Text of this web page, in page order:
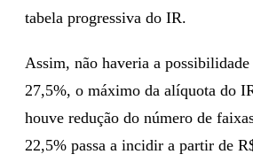
tabela progressiva do IR.
Assim, não haveria a possibilidade
27,5%, o máximo da alíquota do
houve redução do número de
22,5% passa a incidir a partir de